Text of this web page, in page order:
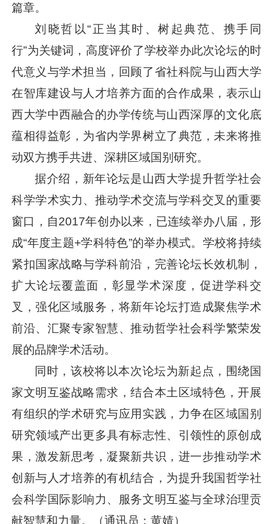
篇章。
刘晓哲以“正当其时、树起典范、携手同
行”为关键词，高度评价了学校举办此次论坛的时
代意义与学术担当，回顾了省社科院与山西大学
在智库建设与人才培养方面的合作成果，表示山
西大学中西融合的办学传统与山西深厚的文化底
蕴相得益彰，为省内学界树立了典范，未来将推
动双方携手共进、深耕区域国别研究。
据介绍，新年论坛是山西大学提升哲学社会
科学学术实力、推动学术交流与学科交叉的重要
窗口，自2017年创办以来，已连续举办八届，形
成“年度主题+学科特色”的举办模式。学校将持续
紧扣国家战略与学科前沿，完善论坛长效机制，
扩大论坛覆盖面，彰显学术深度，促进学科交
叉，强化区域服务，将新年论坛打造成聚焦学术
前沿、汇聚专家智慧、推动哲学社会科学繁荣发
展的品牌学术活动。
同时，该校将以本次论坛为新起点，围绕国
家文明互鉴战略需求，结合本土区域特色，开展
有组织的学术研究与应用实践，力争在区域国别
研究领域产出更多具有标志性、引领性的原创成
果，激发新思考，凝聚新共识，进一步推动学术
创新与人才培养的有机结合，为提升我国哲学社
会科学国际影响力、服务文明互鉴与全球治理贡
献智慧和力量。（通讯员：黄婧）